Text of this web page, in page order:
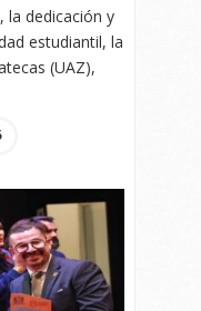
la dedicación y
estudiantil, la
(UAZ),